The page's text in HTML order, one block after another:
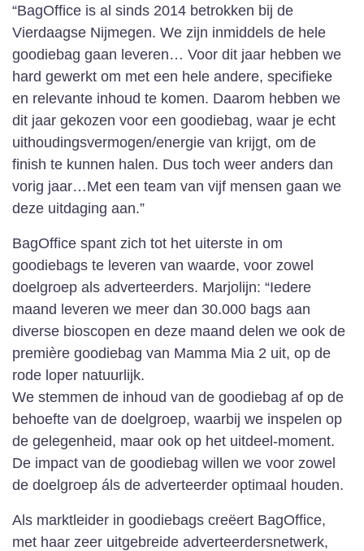
“BagOffice is al sinds 2014 betrokken bij de
Vierdaagse Nijmegen. We zijn inmiddels de hele
goodiebag gaan leveren… Voor dit jaar hebben we
hard gewerkt om met een hele andere, specifieke
en relevante inhoud te komen. Daarom hebben we
dit jaar gekozen voor een goodiebag, waar je echt
uithoudingsvermogen/energie van krijgt, om de
finish te kunnen halen. Dus toch weer anders dan
vorig jaar…Met een team van vijf mensen gaan we
deze uitdaging aan.”
BagOffice spant zich tot het uiterste in om
goodiebags te leveren van waarde, voor zowel
doelgroep als adverteerders. Marjolijn: “Iedere
maand leveren we meer dan 30.000 bags aan
diverse bioscopen en deze maand delen we ook de
première goodiebag van Mamma Mia 2 uit, op de
rode loper natuurlijk.
We stemmen de inhoud van de goodiebag af op de
behoefte van de doelgroep, waarbij we inspelen op
de gelegenheid, maar ook op het uitdeel-moment.
De impact van de goodiebag willen we voor zowel
de doelgroep áls de adverteerder optimaal houden.
Als marktleider in goodiebags creëert BagOffice,
met haar zeer uitgebreide adverteerdersnetwerk,